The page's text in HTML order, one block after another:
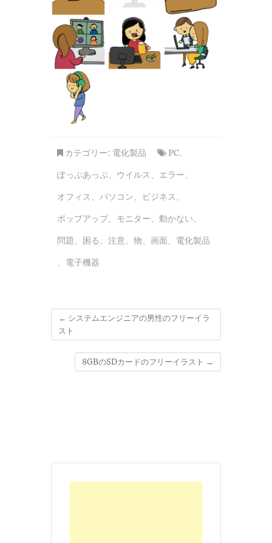
カテゴリー: 電化製品 PC、
ぽっぷあっぷ、 ウイルス 、 エラー、
オフィス 、 パソコン、 ビジネス 、
ポップアップ、 モニター、 動かない、
問題、 困る 、 注意、 物、 画面、 電化製品
、 電子機器
← システムエンジニアの男性のフリーイラ
スト
8GBのSDカードのフリーイラスト →